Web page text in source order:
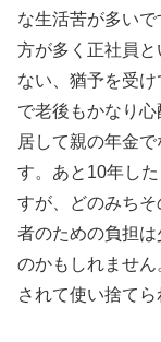
な生活苦が多い
方が多く正社員
ない、猶予を受
で老後もかなり
居して親の年金
す。あと10年し
すが、どのみち
者のための負担
のかもしれませ
されて使い捨てら